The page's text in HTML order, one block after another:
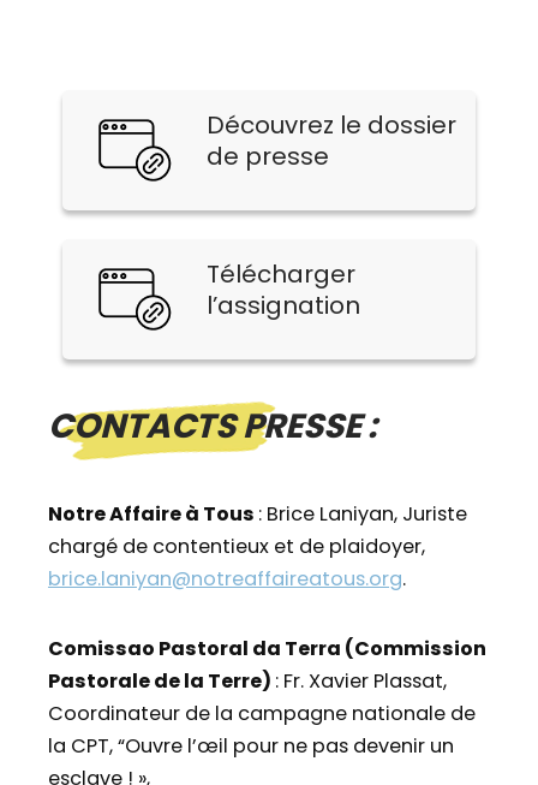
Découvrez le dossier
de presse
Télécharger
l’assignation
CONTACTS PRESSE :
Notre Affaire à Tous : Brice Laniyan, Juriste
chargé de contentieux et de plaidoyer,
brice.laniyan@notreaffaireatous.org.
Comissao Pastoral da Terra (Commission
Pastorale de la Terre) : Fr. Xavier Plassat,
Coordinateur de la campagne nationale de
la CPT, “Ouvre l’œil pour ne pas devenir un
esclave ! »,